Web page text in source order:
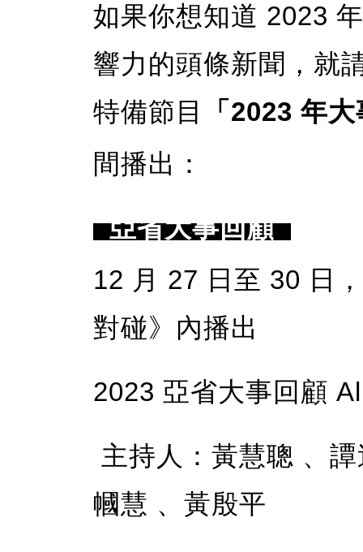
如果你想知道 2023
響力的頭條新聞，就
特備節目
「2023 年
間播出：
亞省大事回顧
12 月 27 日至 30 日
對碰》內播出
2023 亞省大事回顧
主持人：黃慧聰 、
幗慧 、黃殷平